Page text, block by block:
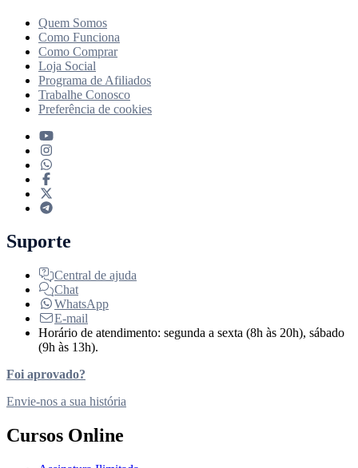
Quem Somos
Como Funciona
Como Comprar
Loja Social
Programa de Afiliados
Trabalhe Conosco
Preferência de cookies
Suporte
Central de ajuda
Chat
WhatsApp
E-mail
Horário de atendimento: segunda a sexta (8h às 20h), sábado
(9h às 13h).
Foi aprovado?
Envie-nos a sua história
Cursos Online